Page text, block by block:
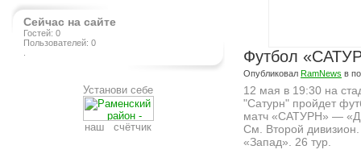
Сейчас на сайте
Гостей: 0
Пользователей: 0
Установи себе
наш счётчик
Футбол
Опубликовал RamNews в
12 мая в 19:30 на
"Сатурн" пройдет
матч «САТУРН» —
См. Второй
«Запад». 26 тур.